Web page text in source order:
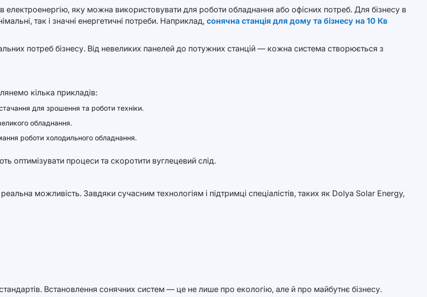
яку можна використовувати для роботи обладнання або офісних потреб. Для бізнесу в
так і значні енергетичні потреби. Наприклад, сонячна станція для дому та бізнесу на 10 Кв
потреб бізнесу. Від невеликих панелей до потужних станцій — кожна система створюється з
кілька прикладів:
для зрошення та роботи техніки.
обладнання.
роботи холодильного обладнання.
оптимізувати процеси та скоротити вуглецевий слід.
можливість. Завдяки сучасним технологіям і підтримці спеціалістів, таких як Dolya Solar Energy,
Встановлення сонячних систем — це не лише про екологію, але й про майбутнє бізнесу.